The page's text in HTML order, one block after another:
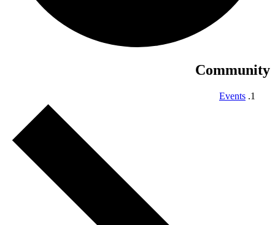
Community
Events